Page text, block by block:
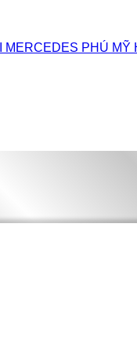
MERCEDES PHÚ MỸ